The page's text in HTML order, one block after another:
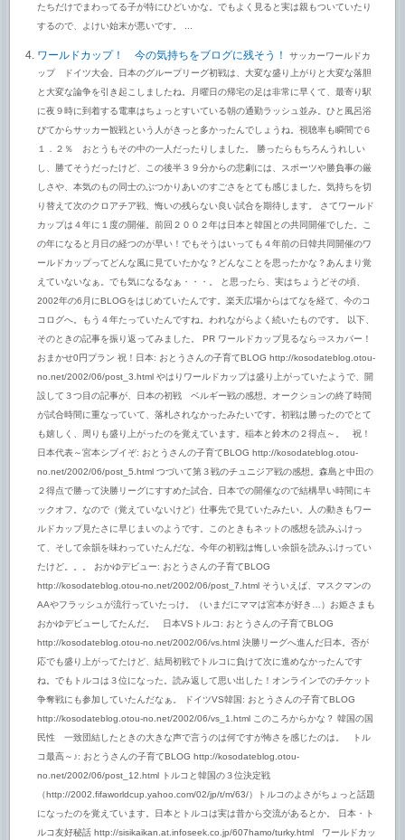
たちだけでまわってる子が特にひどいかな。でもよく見ると実は親もついていたり
するので、よけい始末が悪いです。 ...
ワールドカップ！ 今の気持ちをブログに残そう！ サッカーワールドカ
ップ ドイツ大会。日本のグループリーグ初戦は、大変な盛り上がりと大変な落胆
と大変な論争を引き起こしましたね。月曜日の帰宅の足は非常に早くて、最寄り駅
に夜９時に到着する電車はちょっとすいている朝の通勤ラッシュ並み。ひと風呂浴
びてからサッカー観戦という人がきっと多かったんでしょうね。視聴率も瞬間で６
１．２％ おとうもその中の一人だったりしました。 勝ったらもちろんうれしい
し、勝てそうだったけど、この後半３９分からの悲劇には、スポーツや勝負事の厳
しさや、本気のもの同士のぶつかりあいのすごさをとても感じました。気持ちを切
り替えて次のクロアチア戦、悔いの残らない良い試合を期待します。 さてワールド
カップは４年に１度の開催。前回２００２年は日本と韓国との共同開催でした。こ
の年になると月日の経つのが早い！でもそうはいっても４年前の日韓共同開催のワ
ールドカップってどんな風に見ていたかな？どんなことを思ったかな？あんまり覚
えていないなぁ。でも気になるなぁ・・・。 と思ったら、実はちょうどその頃、
2002年の6月にBLOGをはじめていたんです。楽天広場からはてなを経て、今のコ
コログへ。もう４年たっていたんですね。われながらよく続いたものです。 以下、
そのときの記事を振り返ってみました。 PR ワールドカップ見るなら⇒スカパー！
おまかせ0円プラン 祝！日本: おとうさんの子育てBLOG http://kosodateblog.otou-
no.net/2002/06/post_3.html やはりワールドカップは盛り上がっていたようで、開
設して３つ目の記事が、日本の初戦 ベルギー戦の感想。オークションの終了時間
が試合時間に重なっていて、落札されなかったみたいです。初戦は勝ったのでとて
も嬉しく、周りも盛り上がったのを覚えています。稲本と鈴木の２得点～。 祝！
日本代表～宮本シブイぞ: おとうさんの子育てBLOG http://kosodateblog.otou-
no.net/2002/06/post_5.html つづいて第３戦のチュニジア戦の感想。森島と中田の
２得点で勝って決勝リーグにすすめた試合。日本での開催なので結構早い時間にキ
ックオフ。なので（覚えていないけど）仕事先で見ていたみたい。人の動きもワー
ルドカップ見たさに早じまいのようです。このときもネットの感想を読みふけっ
て、そして余韻を味わっていたんだな。今年の初戦は悔しい余韻を読みふけってい
たけど。。。 おかゆデビュー: おとうさんの子育てBLOG
http://kosodateblog.otou-no.net/2002/06/post_7.html そういえば、マスクマンの
AAやフラッシュが流行っていたっけ。（いまだにママは宮本が好き…）お姫さまも
おかゆデビューしてたんだ。 日本VSトルコ: おとうさんの子育てBLOG
http://kosodateblog.otou-no.net/2002/06/vs.html 決勝リーグへ進んだ日本。否が
応でも盛り上がってたけど、結局初戦でトルコに負けて次に進めなかったんです
ね。でもトルコは３位になった。読み返して思い出した！オンラインでのチケット
争奪戦にも参加していたんだなぁ。 ドイツVS韓国: おとうさんの子育てBLOG
http://kosodateblog.otou-no.net/2002/06/vs_1.html このころからかな？ 韓国の国
民性 一致団結したときの大きな声で言うのは何ですが怖さを感じたのは。 トル
コ最高～♪: おとうさんの子育てBLOG http://kosodateblog.otou-
no.net/2002/06/post_12.html トルコと韓国の３位決定戦
（http://2002.fifaworldcup.yahoo.com/02/jp/t/m/63/）トルコのよさがちょっと話題
になったのを覚えています。日本とトルコは実は昔から交流があるとか。 日本・ト
ルコ友好秘話 http://sisikaikan.at.infoseek.co.jp/607hamo/turky.html ワールドカッ